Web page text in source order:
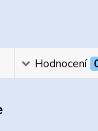
Hodnocení